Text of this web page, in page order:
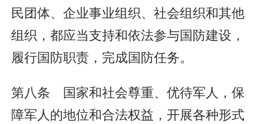
民团体、企业事业组织、社会组织和其他
组织，都应当支持和依法参与国防建设，
履行国防职责，完成国防任务。
第八条 国家和社会尊重、优待军人，保
障军人的地位和合法权益，开展各种形式